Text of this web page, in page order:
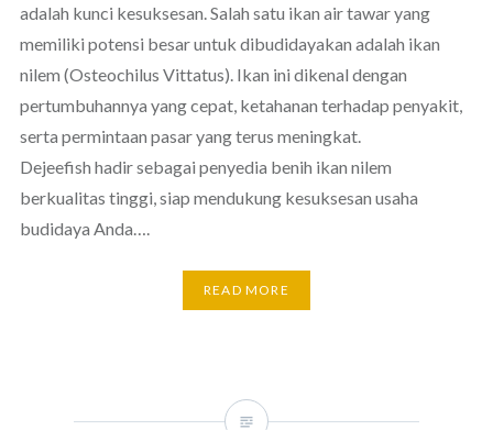
adalah kunci kesuksesan. Salah satu ikan air tawar yang
memiliki potensi besar untuk dibudidayakan adalah ikan
nilem (Osteochilus Vittatus). Ikan ini dikenal dengan
pertumbuhannya yang cepat, ketahanan terhadap penyakit,
serta permintaan pasar yang terus meningkat.
Dejeefish hadir sebagai penyedia benih ikan nilem
berkualitas tinggi, siap mendukung kesuksesan usaha
budidaya Anda….
READ MORE